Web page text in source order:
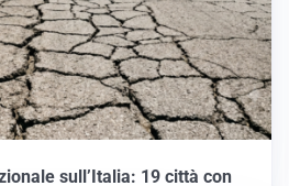
sull’Italia: 19 città con